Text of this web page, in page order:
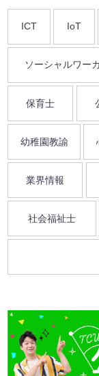
ICT IoT
ソーシャルワー
保育士
幼稚園教諭
業界情報
社会福祉士